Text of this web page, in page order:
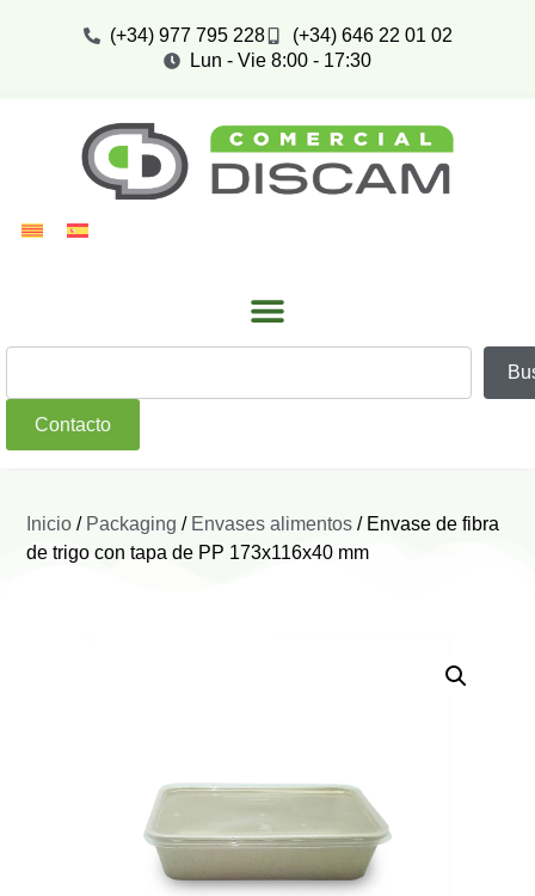
(+34) 977 795 228
(+34) 646 22 01 02
Lun - Vie 8:00 - 17:30
Contacto
Inicio / Packaging / Envases alimentos / Envase de fibra
de trigo con tapa de PP 173x116x40 mm